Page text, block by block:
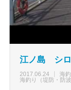
江ノ島 シ
2017.06.24 海
海釣り（堤防・防波